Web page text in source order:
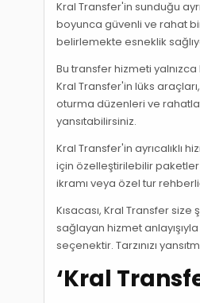
Kral Transfer'in sunduğu
boyunca güvenli ve rahat
belirlemekte esneklik
Bu transfer hizmeti yalnızca
Kral Transfer'in lüks
oturma düzenleri ve
yansıtabilirsiniz.
Kral Transfer'in ayrıcalıklı
için özelleştirilebilir paketler
ikramı veya özel tur
Kısacası, Kral Transfer
sağlayan hizmet
seçenektir. Tarzınızı
‘Kral